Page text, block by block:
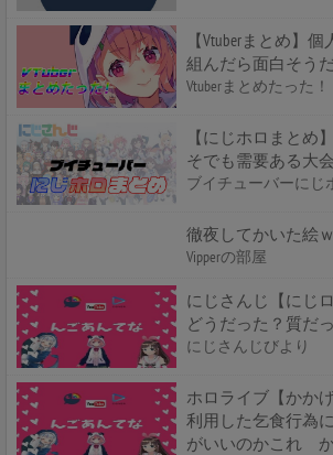
【Vtuberまとめ】
組んだら面白そう
Vtuberまとめたった！
【にじホロまとめ
そでも需要ある大
ブイチューバーにじ
徹夜してかいた絵
Vipperの部屋
にじさんじ【にじ
どうだった？質だっ
にじさんじびより
ホロライブ【かか
利用した乞食行為
がいいのかこれ